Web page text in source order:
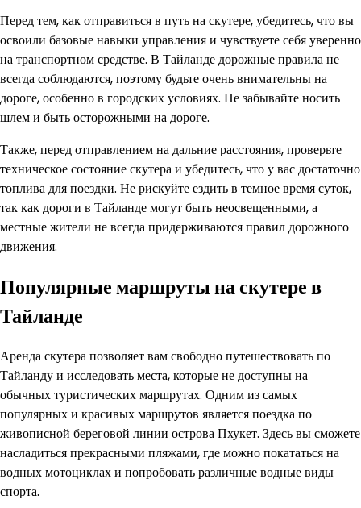
Перед тем, как отправиться в путь на скутере, убедитесь, что вы
освоили базовые навыки управления и чувствуете себя уверенно
на транспортном средстве. В Тайланде дорожные правила не
всегда соблюдаются, поэтому будьте очень внимательны на
дороге, особенно в городских условиях. Не забывайте носить
шлем и быть осторожными на дороге.
Также, перед отправлением на дальние расстояния, проверьте
техническое состояние скутера и убедитесь, что у вас достаточно
топлива для поездки. Не рискуйте ездить в темное время суток,
так как дороги в Тайланде могут быть неосвещенными, а
местные жители не всегда придерживаются правил дорожного
движения.
Популярные маршруты на скутере в
Тайланде
Аренда скутера позволяет вам свободно путешествовать по
Тайланду и исследовать места, которые не доступны на
обычных туристических маршрутах. Одним из самых
популярных и красивых маршрутов является поездка по
живописной береговой линии острова Пхукет. Здесь вы сможете
насладиться прекрасными пляжами, где можно покататься на
водных мотоциклах и попробовать различные водные виды
спорта.